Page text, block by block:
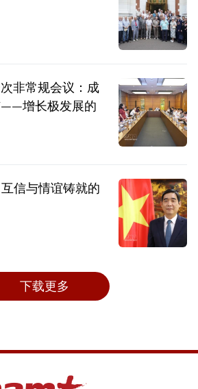
非常规会议：成
——增长极发展的
信与情谊铸就的
下载更多